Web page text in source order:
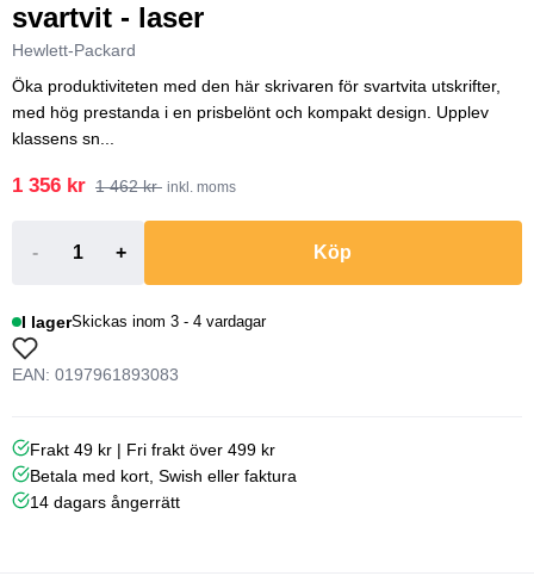
svartvit - laser
Hewlett-Packard
Öka produktiviteten med den här skrivaren för svartvita utskrifter,
med hög prestanda i en prisbelönt och kompakt design. Upplev
klassens sn...
1 356 kr 1 462 kr inkl. moms
- + Köp
I lagerSkickas inom 3 - 4 vardagar
EAN: 0197961893083
Frakt 49 kr | Fri frakt över 499 kr
Betala med kort, Swish eller faktura
14 dagars ångerrätt